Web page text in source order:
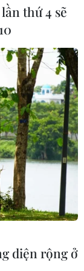
thứ 4 sẽ
diện rộng ở